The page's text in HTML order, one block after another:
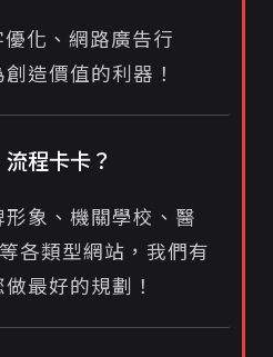
化、網路廣告行
造價值的利器！
程卡卡？
象、機關學校、醫
各類型網站，我們有
最好的規劃！